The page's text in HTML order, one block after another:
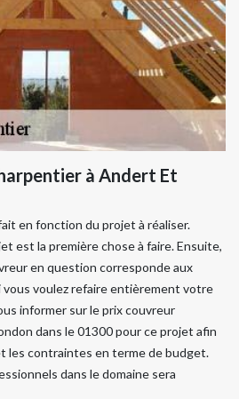
à Andert Et
en fonction du projet à réaliser.
est la première chose à faire. Ensuite,
en question corresponde aux
voulez refaire entièrement votre
informer sur le prix couvreur
dans le 01300 pour ce projet afin
les contraintes en terme de budget.
dans le domaine sera